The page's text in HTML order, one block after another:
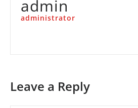
admin
administrator
Leave a Reply